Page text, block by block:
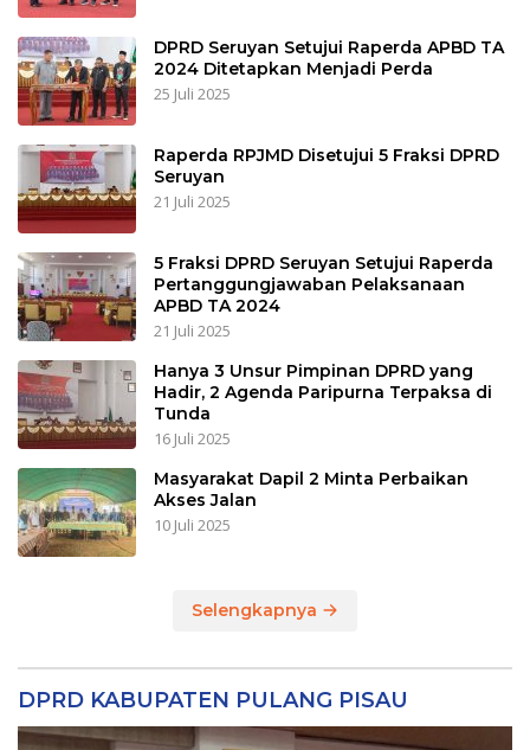
DPRD Seruyan Setujui Raperda APBD TA
2024 Ditetapkan Menjadi Perda
25 Juli 2025
Raperda RPJMD Disetujui 5 Fraksi DPRD
Seruyan
21 Juli 2025
5 Fraksi DPRD Seruyan Setujui Raperda
Pertanggungjawaban Pelaksanaan
APBD TA 2024
21 Juli 2025
Hanya 3 Unsur Pimpinan DPRD yang
Hadir, 2 Agenda Paripurna Terpaksa di
Tunda
16 Juli 2025
Masyarakat Dapil 2 Minta Perbaikan
Akses Jalan
10 Juli 2025
Selengkapnya
DPRD KABUPATEN PULANG PISAU